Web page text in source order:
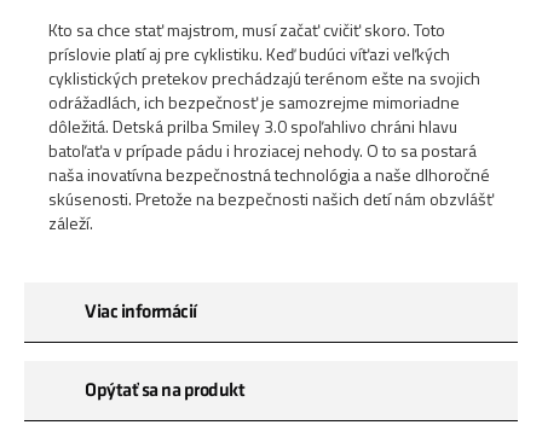
Kto sa chce stať majstrom, musí začať cvičiť skoro. Toto
príslovie platí aj pre cyklistiku. Keď budúci víťazi veľkých
cyklistických pretekov prechádzajú terénom ešte na svojich
odrážadlách, ich bezpečnosť je samozrejme mimoriadne
dôležitá. Detská prilba Smiley 3.0 spoľahlivo chráni hlavu
batoľaťa v prípade pádu i hroziacej nehody. O to sa postará
naša inovatívna bezpečnostná technológia a naše dlhoročné
skúsenosti. Pretože na bezpečnosti našich detí nám obzvlášť
záleží.
Viac informácií
Opýtať sa na produkt